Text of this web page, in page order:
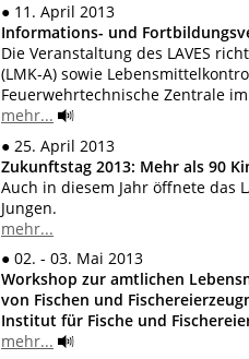
● 11. April 2013
Informations- und
Die Veranstaltung des LAVES
(LMK-A) sowie
Feuerwehrtechnische Zentrale
mehr...
● 25. April 2013
Zukunftstag 2013: Mehr als 90
Auch in diesem Jahr öffnete das
Jungen.
mehr...
● 02. - 03. Mai 2013
Workshop zur amtlichen
von Fischen und
Institut für Fische und
mehr...